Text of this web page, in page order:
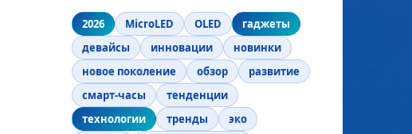
2026 MicroLED OLED
гаджеты
девайсы
инновации
новинки
новое поколение
обзор
развитие
смарт-часы
тенденции
технологии
тренды
эко